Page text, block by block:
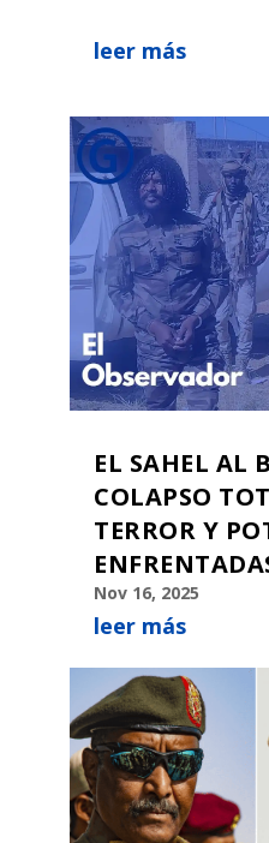
leer más
EL SAHEL AL
COLAPSO
TERROR Y
Nov 16, 2025
leer más